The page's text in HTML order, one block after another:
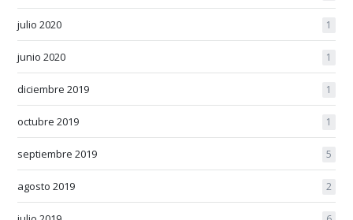
julio 2020 1
junio 2020 1
diciembre 2019 1
octubre 2019 1
septiembre 2019 5
agosto 2019 2